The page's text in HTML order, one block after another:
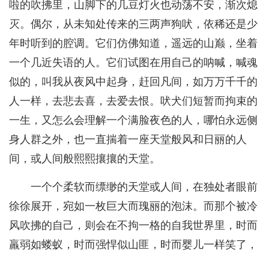
啦的吹拂里，山脚下的几豆灯火也动荡不安，渐次熄
灭。偶尔，从未知处传来的三两声狗吠，依稀还是少
年时听到的腔调。它们仿佛知道，遥远的山巅，坐着
一个几近失语的人。它们试图在用自己的呐喊，喊魂
似的，叫我从夜风中起身，赶回凡间，如万万千千的
人一样，去悲去喜，去爱去恨。吠犬们短暂而拘束的
一生，又怎么会理解一个满脸夜色的人，哪怕永远侧
身人群之外，也一直揣着一座天堂般风和日丽的人
间，或人间般熙熙攘攘的天堂。
一个个柔软而缥缈的天堂或人间，在独处者眼前
徐徐展开，宛如一枚巨大而瑰丽的泡沫。而那个被冷
风吹拂的自己，则会在不拘一格的自我世界里，时而
羸弱如蝼蚁，时而强悍似山匪，时而婴儿一样笑了，